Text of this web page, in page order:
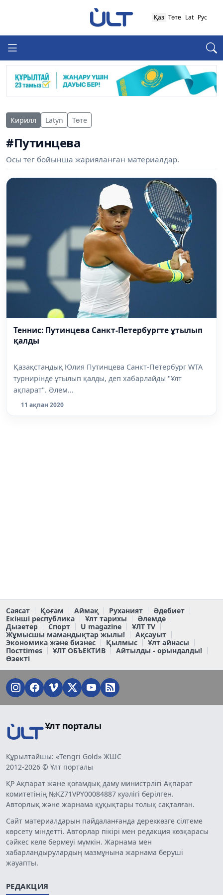
Қаз Төте Lat Рус
Кирилл Latyn Төте
#Путинцева
Осы тег бойынша жарияланған материалдар.
Теннис: Путинцева Санкт-Петербургте ұтылып
қалды
Қазақстандық Юлия Путинцева Санкт-Петербург WTA
турнирінде ұтылып қалды, деп хабарлайды "Ұлт
ақпарат". Әлем...
11 ақпан 2020
Саясат Қоғам Аймақ Руханият
Әдебиет
Екінші республика
Ұлт тарихы
Әлемде
Дызетер
Спорт U magazine
ҰЛТ TV
Жұмысшы мамандықтар жылы!
Ақсауыт
Экономика және бизнес
Қылмыс
Ұлт айнасы
Постtimes
ҰЛТ ОБЪЕКТИВ
Айтылды - орындалды!
Өзекті
Ұлт порталы
Құрылтайшы: «Tengri Gold» ЖШС
2012-2026 © Ұлт порталы
ҚР Ақпарат және қоғамдық даму министрлігі Ақпарат
комитетінің №KZ71VPY00084887 куәлігі берілген.
Авторлық және жарнама құқықтары толық сақталған.
Сайт материалдарын пайдаланғанда дереккөзге сілтеме
көрсету міндетті. Авторлар пікірі мен редакция көзқарасы
сәйкес келе бермеуі мүмкін. Жарнама мен
хабарландырулардың мазмұнына жарнама беруші
жауапты.
РЕДАКЦИЯ